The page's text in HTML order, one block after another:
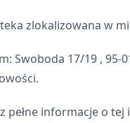
zlokalizowana w
Swoboda 17/19 ,
pełne informacje o